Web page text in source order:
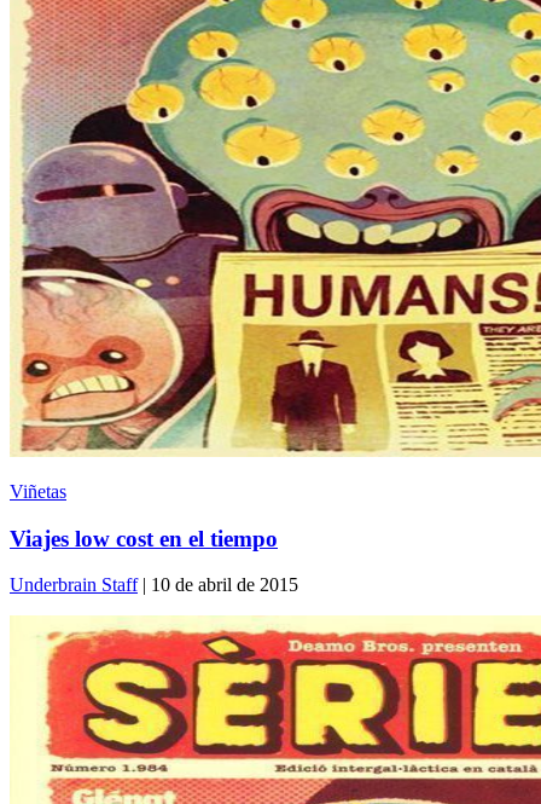
Viñetas
Viajes low cost en el tiempo
Underbrain Staff| 10 de abril de 2015